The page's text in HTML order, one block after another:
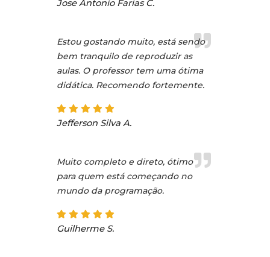
Jose Antonio Farias C.
Estou gostando muito, está sendo
bem tranquilo de reproduzir as
aulas. O professor tem uma ótima
didática. Recomendo fortemente.
Jefferson Silva A.
Muito completo e direto, ótimo
para quem está começando no
mundo da programação.
Guilherme S.